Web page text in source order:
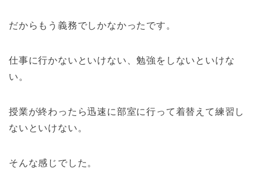
だからもう義務でしかなかったです。
仕事に行かないといけない、勉強をしないといけな
い。
授業が終わったら迅速に部室に行って着替えて練習し
ないといけない。
そんな感じでした。